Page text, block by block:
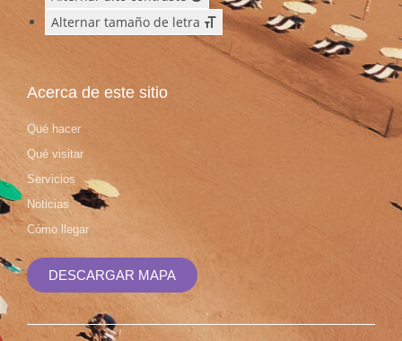
Alternar tamaño de letra
Acerca de este sitio
Qué hacer
Qué visitar
Servicios
Noticias
Cómo llegar
DESCARGAR MAPA